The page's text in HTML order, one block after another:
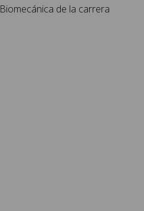
Biomecánica de la carrera